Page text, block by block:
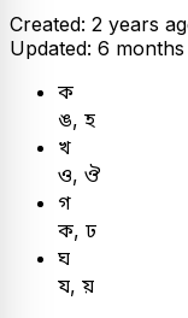
Created: 2 years
Updated: 6 months
ক
ঙ, হ
খ
ও, ঔ
গ
ক, ঢ
ঘ
য, য়